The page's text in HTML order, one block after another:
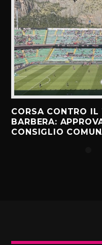
CORSA CONTRO IL
BARBERA:
CONSIGLIO